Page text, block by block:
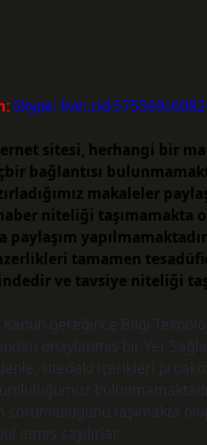
Skype:
sitesi, herhangi bir
bağlantısı
makaleler
niteliği taşımamakta
paylaşım
tamamen
ve tavsiye niteliği
Kanun gereğince Bilgi
onaylanmış bir Yer
sitedeki içerikleri
sorumluluğunu taşımakta
etmiş sayılırlar.